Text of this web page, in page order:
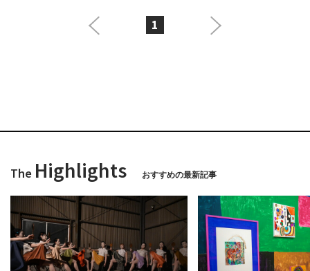
1
The Highlights おすすめの最新記事